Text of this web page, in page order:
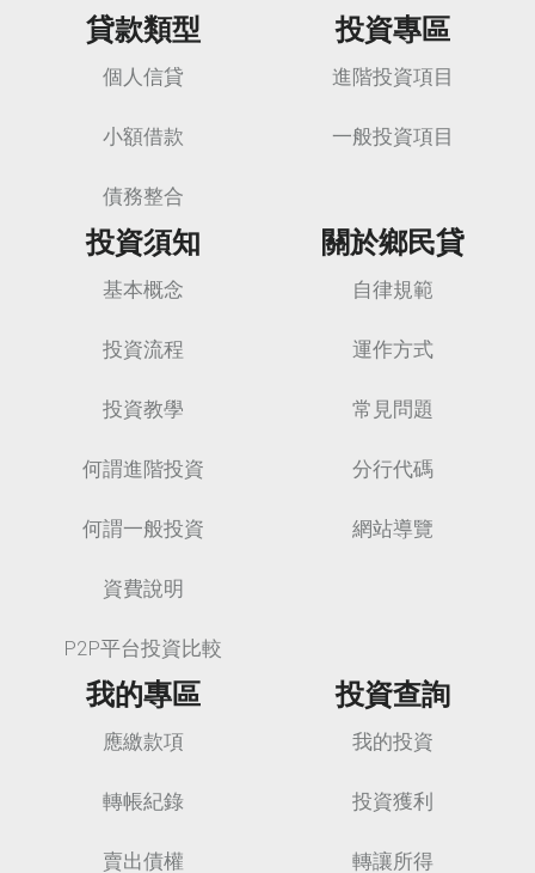
貸款類型
個人信貸
小額借款
債務整合
投資專區
進階投資項目
一般投資項目
投資須知
基本概念
投資流程
投資教學
何謂進階投資
何謂一般投資
資費說明
P2P平台投資比較
關於鄉民貸
自律規範
運作方式
常見問題
分行代碼
網站導覽
我的專區
應繳款項
轉帳紀錄
賣出債權
投資查詢
我的投資
投資獲利
轉讓所得